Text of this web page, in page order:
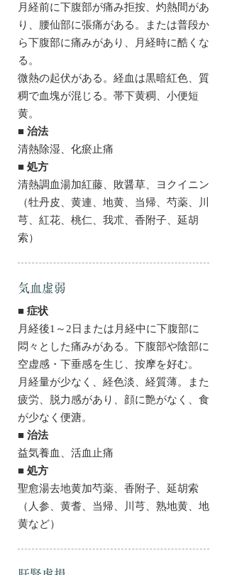
月経前に下腹部が痛み拒按、灼熱間があ
り、腰仙部に張痛がある。または普段か
ら下腹部に痛みがあり、月経時に酷くな
る。
微熱の起伏がある。経血は黒暗紅色、質
稠で血塊が混じる。帯下黄稠、小便短
黄。
■ 治法
清熱除湿、化瘀止痛
■ 処方
清熱調血湯加紅藤、敗醤草、ヨクイニン
（牡丹皮、黄連、地黄、当帰、芍薬、川
芎、紅花、桃仁、我朮、香附子、延胡
索）
気血虚弱
■ 症状
月経後1～2日または月経中に下腹部に
悶々とした痛みがある。下腹部や陰部に
空虚感・下垂感を生じ、按摩を好む。
月経量が少なく、経色淡、経質薄。また
疲労、脱力感があり、顔に艶がなく、食
が少なく便溏。
■ 治法
益気養血、活血止痛
■ 処方
聖愈湯去地黄加芍薬、香附子、延胡索
（人参、黄耆、当帰、川芎、熟地黄、地
黄など）